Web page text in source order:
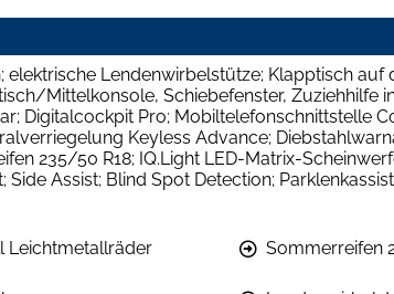
Lendenwirbelstütze; Klapptisch auf
Mittelkonsole, Schiebefenster, Zuziehhilfe
Digitalcockpit Pro; Mobiltelefonschnittstelle
Keyless Advance;
235/50 R18; IQ.Light LED-Matrix-
Assist; Blind Spot Detection;
Leichtmetallräder Sommerreifen